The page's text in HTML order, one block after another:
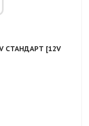
СТАНДАРТ [12V